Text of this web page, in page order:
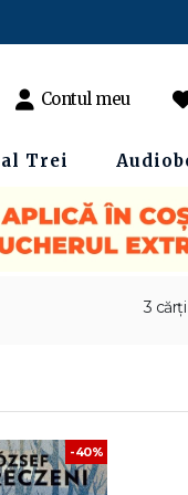
Contul meu
Trei
3
-40%